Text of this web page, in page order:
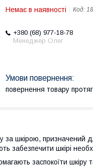
Немає в наявності Код:
+380 (68) 977-18-78
Менеджер Олег
повернення товару
шкірою, призначений
забезпечити шкірі
заспокоїти